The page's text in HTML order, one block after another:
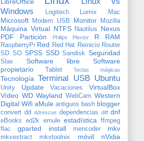
Windows
Logitech Lumix Mac
Microsoft Modem USB Monitor Mozilla
Máquina Virtual NTFS Nautilus
Nexus
PDF
Partición Philips Plextor R RAM
RaspberryPi Red Red Hat Reinicio Router
SD SO SPSS SSD Sandisk Seguridad
Slax Software libre
Software
propietario
Tablet Teclas mágicas
Tecnología Terminal USB Ubuntu
Unity Update Vacaciones
VirtualBox
Vídeo WD Wayland WebCam Western
Digital Wifi aMule antiguos bash blogger
convert dd ddrescue dependencias diff dnf
eBooks ed2k emule estadística
ffmpeg
flac
gparted install mencoder mkv
mkvextract mkvtoolnix móvil nVidia